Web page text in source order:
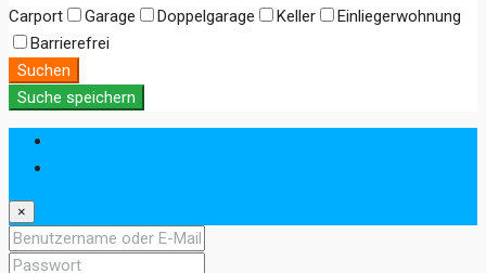
Carport
Garage Doppelgarage Keller
Einliegerwohnung
Barrierefrei
Suchen
Suche speichern
×